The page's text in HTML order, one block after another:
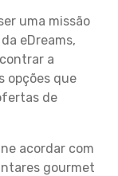
uma missão
eDreams,
a
opções que
de
acordar com
gourmet